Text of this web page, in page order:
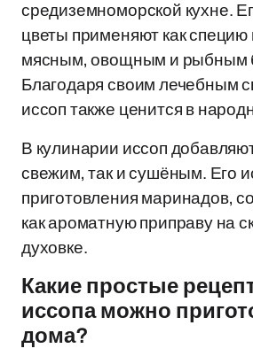
средиземноморской кухне.
цветы применяют как специю
мясным, овощным и рыбным
Благодаря своим лечебным
иссоп также ценится в
В кулинарии иссоп
свежим, так и сушёным. Его
приготовления маринадов,
как ароматную приправу на
духовке.
Какие простые
иссопа можно
дома?